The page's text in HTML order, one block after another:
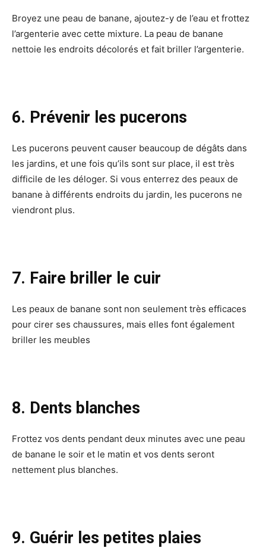
Broyez une peau de banane, ajoutez-y de l’eau et frottez
l’argenterie avec cette mixture. La peau de banane
nettoie les endroits décolorés et fait briller l’argenterie.
6. Prévenir les pucerons
Les pucerons peuvent causer beaucoup de dégâts dans
les jardins, et une fois qu’ils sont sur place, il est très
difficile de les déloger. Si vous enterrez des peaux de
banane à différents endroits du jardin, les pucerons ne
viendront plus.
7. Faire briller le cuir
Les peaux de banane sont non seulement très efficaces
pour cirer ses chaussures, mais elles font également
briller les meubles
8. Dents blanches
Frottez vos dents pendant deux minutes avec une peau
de banane le soir et le matin et vos dents seront
nettement plus blanches.
9. Guérir les petites plaies